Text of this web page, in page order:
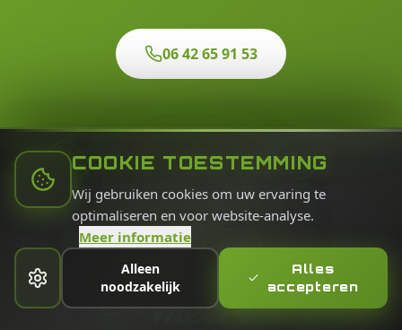
06 42 65 91 53
Ik vertel je graag
meer!
COOKIE TOESTEMMING
Wij gebruiken cookies om uw ervaring te
optimaliseren en voor website-analyse.
Meer informatie
Alleen
noodzakelijk
Alles
accepteren